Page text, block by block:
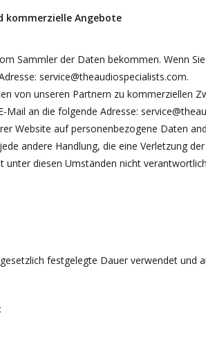
kommerzielle Angebote
Sammler der Daten bekommen. Wenn
service@theaudiospecialists.com.
von unseren Partnern zu kommerziellen
Mail an die folgende Adresse:
Website auf personenbezogene Daten
andere Handlung, die eine Verletzung
unter diesen Umständen nicht
festgelegte Dauer verwendet und